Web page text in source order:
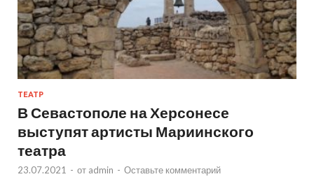
ТЕАТР
В Севастополе на Херсонесе
выступят артисты Мариинского
театра
23.07.2021 - от admin - Оставьте комментарий